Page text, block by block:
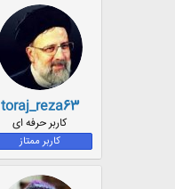
toraj_reza63
کاربر حرفه ای
کاربر ممتاز